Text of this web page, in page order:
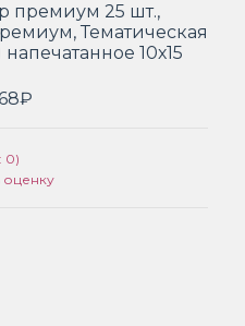
премиум 25 шт.,
Тематическая
10х15
0)
оценку